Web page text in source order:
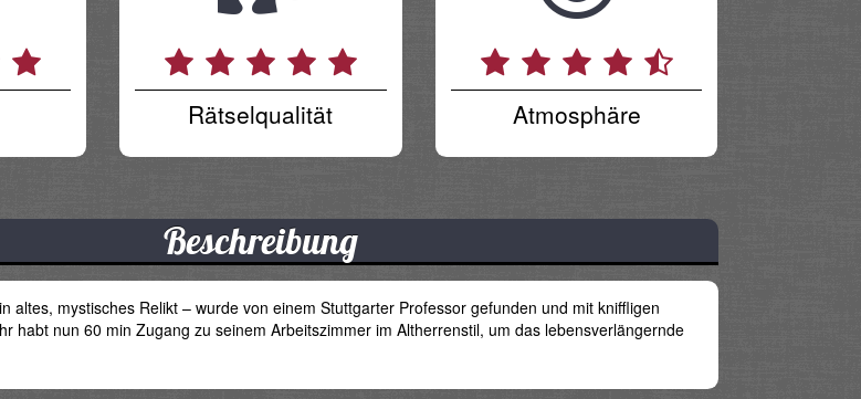
Rätselqualität Atmosphäre
Beschreibung
altes, mystisches Relikt – wurde von einem Stuttgarter Professor gefunden und mit kniffligen
habt nun 60 min Zugang zu seinem Arbeitszimmer im Altherrenstil, um das lebensverlängernde